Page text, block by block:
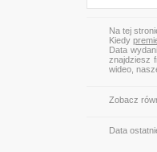
Na tej
Kiedy
Data
znajdziesz
wideo,
Zobacz
Data